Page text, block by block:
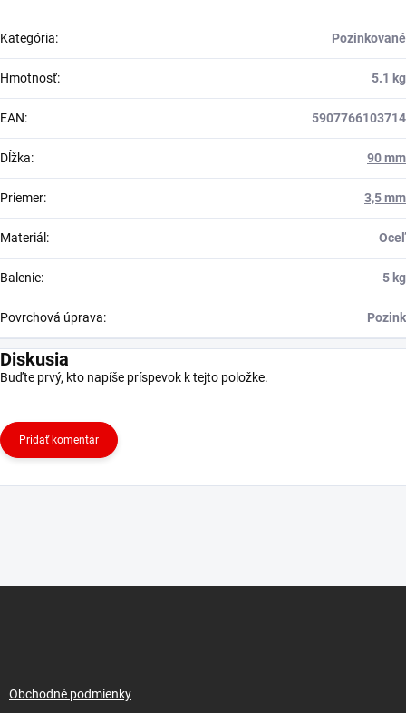
Kategória: Pozinkované
Hmotnosť: 5.1 kg
EAN: 5907766103714
Dĺžka: 90 mm
Priemer: 3,5 mm
Materiál : Oceľ
Balenie: 5 kg
Povrchová úprava: Pozink
Diskusia
Buďte prvý, kto napíše príspevok k tejto položke.
Pridať komentár
Obchodné podmienky